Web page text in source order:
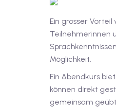
Ein grosser Vorteil
Teilnehmerinnen
Möglichkeit.
Ein Abendkurs
können direkt
gemeinsam